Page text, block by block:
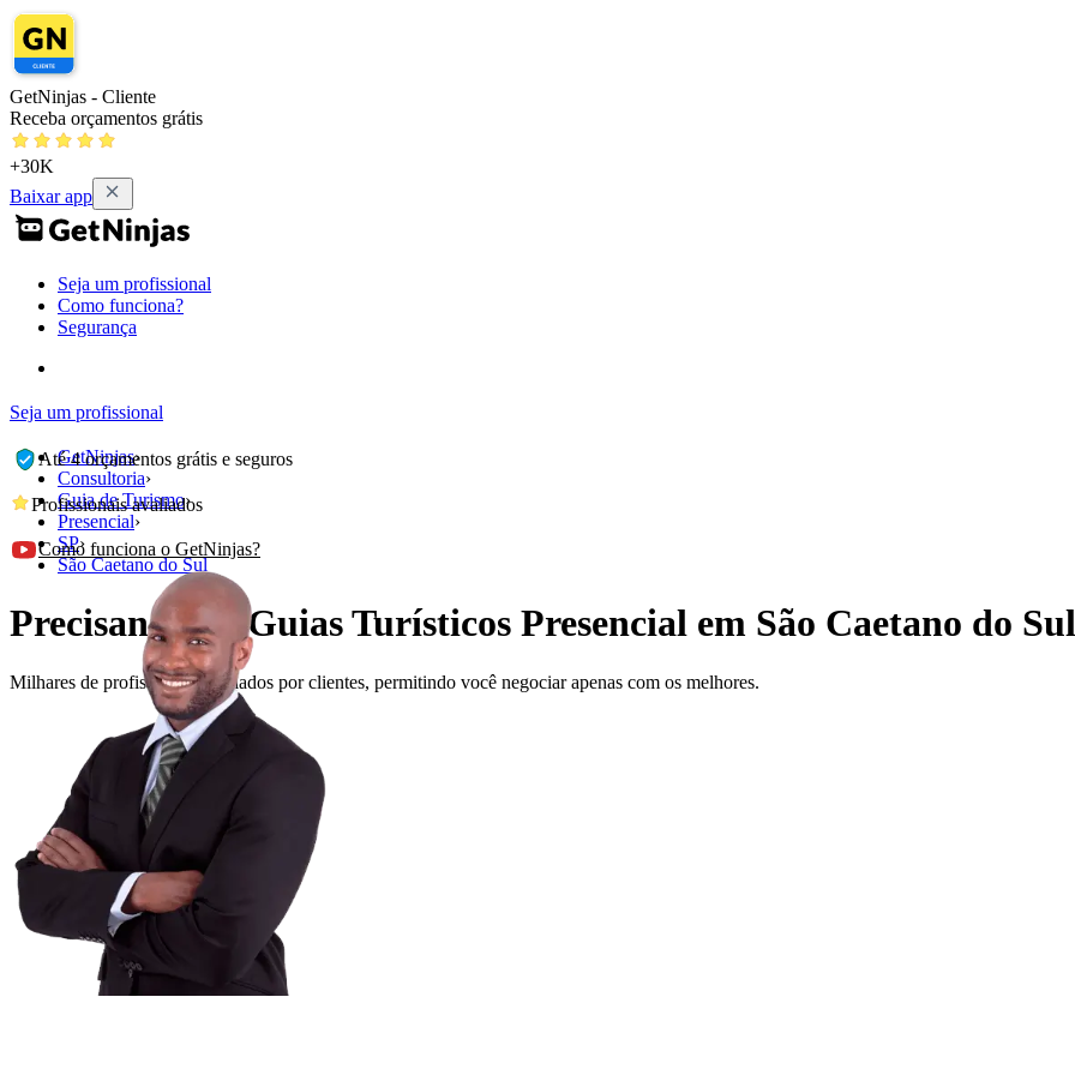
GetNinjas - Cliente
Receba orçamentos grátis
+30K
Baixar app
Seja um profissional
Como funciona?
Segurança
Seja um profissional
GetNinjas›
Consultoria›
Guia de Turismo›
Presencial›
SP›
São Caetano do Sul
Precisando de Guias Turísticos Presencial em São Caetano do
Milhares de profissionais avaliados por clientes, permitindo você negociar apenas com os melhores.
Até 4 orçamentos grátis e seguros
Profissionais avaliados
Como funciona o GetNinjas?